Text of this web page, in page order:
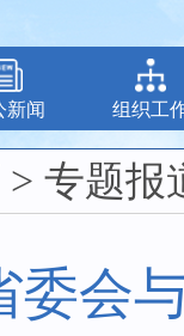
新闻 组织工
专题报
委会